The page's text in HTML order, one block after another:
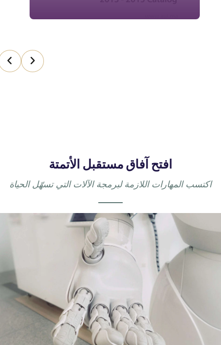
افتح آفاق مستقبل الأتمتة
اكتسب المهارات اللازمة لبرمجة الآلات التي تسهّل الحياة